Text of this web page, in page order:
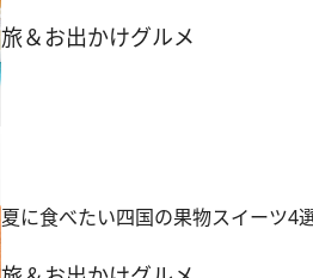
旅＆お出かけグルメ
夏に食べたい四国の果物スイーツ4